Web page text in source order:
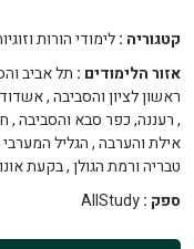
קטגוריה :לימודי הורות
אזור הלימודים : תל אביב
ראשון לציון והסביבה,
,רעננה, כפר סבא והסביבה,
אילת והערבה,הגליל המערבי
טבריה ורמת הגולן,בקעת אונו
ספק :AllStudy